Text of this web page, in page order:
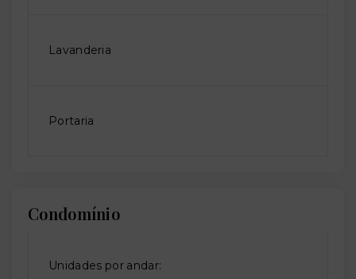
Lavanderia
Portaria
Condomínio
Unidades por andar: